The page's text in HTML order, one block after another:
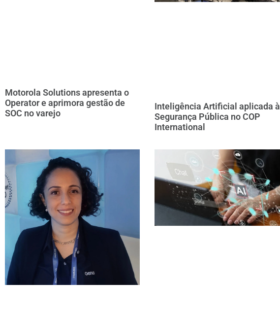
Motorola Solutions apresenta o
Operator e aprimora gestão de
SOC no varejo
Inteligência Artificial aplicada à
Segurança Pública no COP
International